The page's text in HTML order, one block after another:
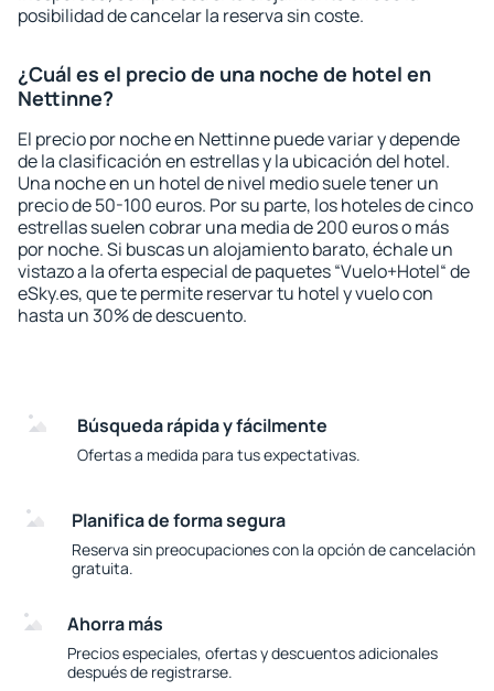
posibilidad de cancelar la reserva sin coste.
¿Cuál es el precio de una noche de hotel en
Nettinne?
El precio por noche en Nettinne puede variar y depende
de la clasificación en estrellas y la ubicación del hotel.
Una noche en un hotel de nivel medio suele tener un
precio de 50-100 euros. Por su parte, los hoteles de cinco
estrellas suelen cobrar una media de 200 euros o más
por noche. Si buscas un alojamiento barato, échale un
vistazo a la oferta especial de paquetes “Vuelo+Hotel“ de
eSky.es, que te permite reservar tu hotel y vuelo con
hasta un 30% de descuento.
Búsqueda rápida y fácilmente
Ofertas a medida para tus expectativas.
Planifica de forma segura
Reserva sin preocupaciones con la opción de cancelación
gratuita.
Ahorra más
Precios especiales, ofertas y descuentos adicionales
después de registrarse.